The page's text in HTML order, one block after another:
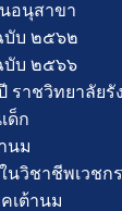
อนุสาขา
บับ ๒๕๖๒
บับ ๒๕๖๖
ราชวิทยาลัยรั
ด็ก
นม
นวิชาชีพเวชก
เต้านม